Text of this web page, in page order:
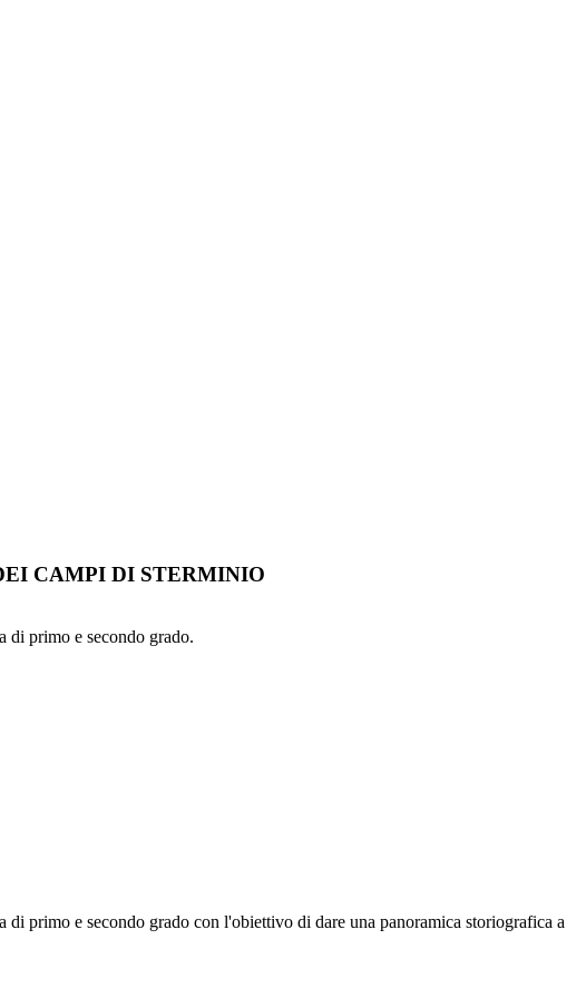
CAMPI DI STERMINIO
di primo e secondo grado.
primo e secondo grado con l'obiettivo di dare una panoramica storiografica a